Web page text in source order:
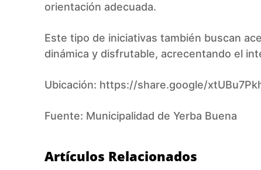
orientación adecuada.
Este tipo de iniciativas también buscan
dinámica y disfrutable, acrecentando el
Ubicación: https://share.google/
Fuente: Municipalidad de Yerba Buena
Artículos Relacionados